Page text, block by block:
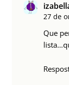
27 de
Que